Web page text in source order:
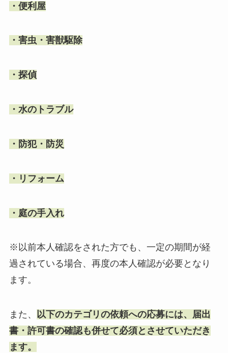
・便利屋
・害虫・害獣駆除
・探偵
・水のトラブル
・防犯・防災
・リフォーム
・庭の手入れ
※以前本人確認をされた方でも、 一定の期間が経
過されている場合、 再度の本人確認が必要となり
ます。
また、 以下のカテゴリの依頼への応募には、届出
書・ 許可書の確認も併せて必須とさせていただき
ます。